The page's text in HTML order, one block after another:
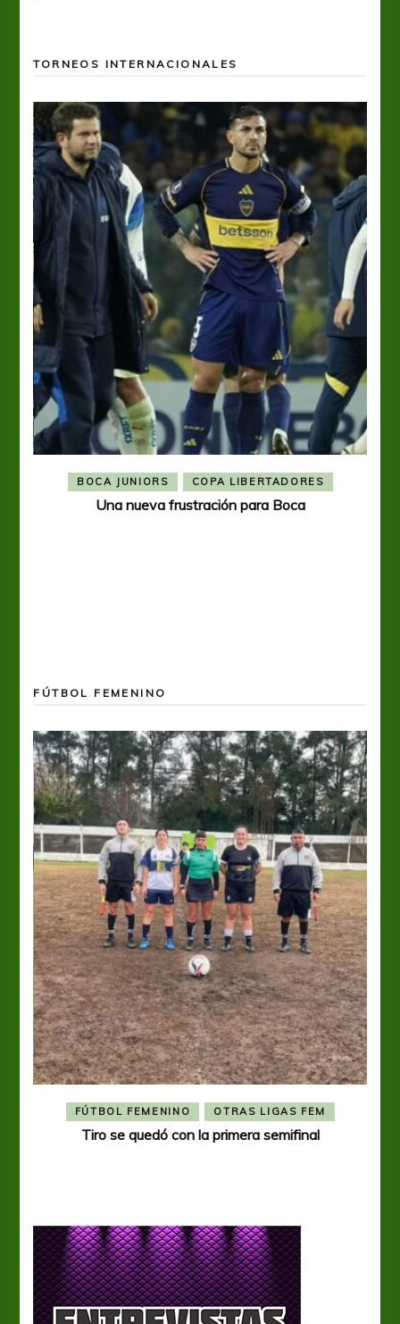
TORNEOS INTERNACIONALES
BOCA JUNIORS COPA LIBERTADORES
Una nueva frustración para Boca
FÚTBOL FEMENINO
FÚTBOL FEMENINO OTRAS LIGAS FEM
Tiro se quedó con la primera semifinal